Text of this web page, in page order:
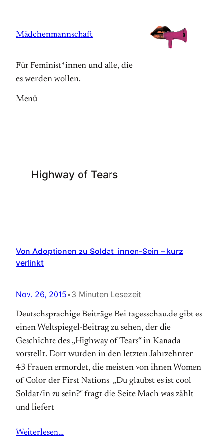
springen
Mädchenmannschaft
Für Feminist*innen und alle, die
es werden wollen.
Menü
Highway of Tears
Von Adoptionen zu Soldat_innen-Sein – kurz
verlinkt
Nov. 26, 2015•3 Minuten Lesezeit
Deutschsprachige Beiträge Bei tagesschau.de gibt es
einen Weltspiegel-Beitrag zu sehen, der die
Geschichte des „Highway of Tears“ in Kanada
vorstellt. Dort wurden in den letzten Jahrzehnten
43 Frauen ermordet, die meisten von ihnen Women
of Color der First Nations. „Du glaubst es ist cool
Soldat/in zu sein?“ fragt die Seite Mach was zählt
und liefert
Weiterlesen…